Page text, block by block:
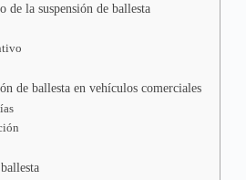
de la suspensión de ballesta
de ballesta en vehículos comerciales